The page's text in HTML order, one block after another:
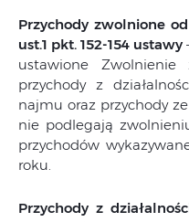
Przychody zwolnione
ust.1 pkt. 152-154 ustawy
ustawione
przychody z
najmu oraz przychody
nie podlegają
przychodów
roku.
Przychody z